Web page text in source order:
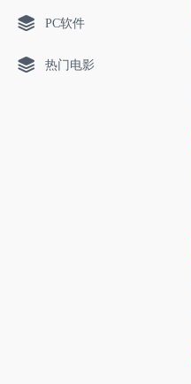
PC软件
热门电影